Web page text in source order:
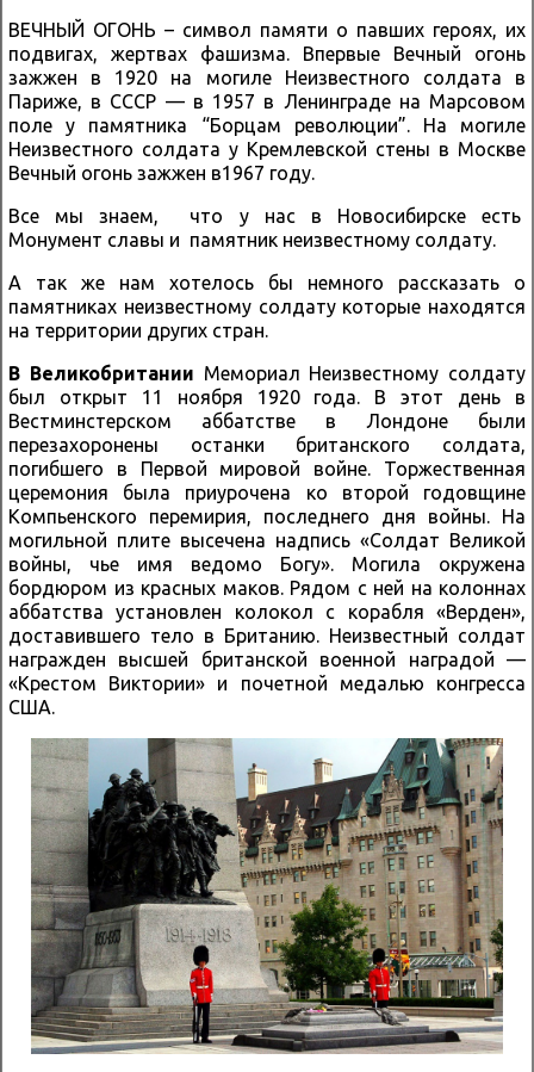
ВЕЧНЫЙ ОГОНЬ – символ памяти о павших героях, их
подвигах, жертвах фашизма. Впервые Вечный огонь
зажжен в 1920 на могиле Неизвестного солдата в
Париже, в СССР — в 1957 в Ленинграде на Марсовом
поле у памятника “Борцам революции”. На могиле
Неизвестного солдата у Кремлевской стены в Москве
Вечный огонь зажжен в1967 году.
Все мы знаем, что у нас в Новосибирске есть
Монумент славы и памятник неизвестному солдату.
А так же нам хотелось бы немного рассказать о
памятниках неизвестному солдату которые находятся
на территории других стран.
В Великобритании Мемориал Неизвестному солдату
был открыт 11 ноября 1920 года. В этот день в
Вестминстерском аббатстве в Лондоне были
перезахоронены останки британского солдата,
погибшего в Первой мировой войне. Торжественная
церемония была приурочена ко второй годовщине
Компьенского перемирия, последнего дня войны. На
могильной плите высечена надпись «Солдат Великой
войны, чье имя ведомо Богу». Могила окружена
бордюром из красных маков. Рядом с ней на колоннах
аббатства установлен колокол с корабля «Верден»,
доставившего тело в Британию. Неизвестный солдат
награжден высшей британской военной наградой —
«Крестом Виктории» и почетной медалью конгресса
США.